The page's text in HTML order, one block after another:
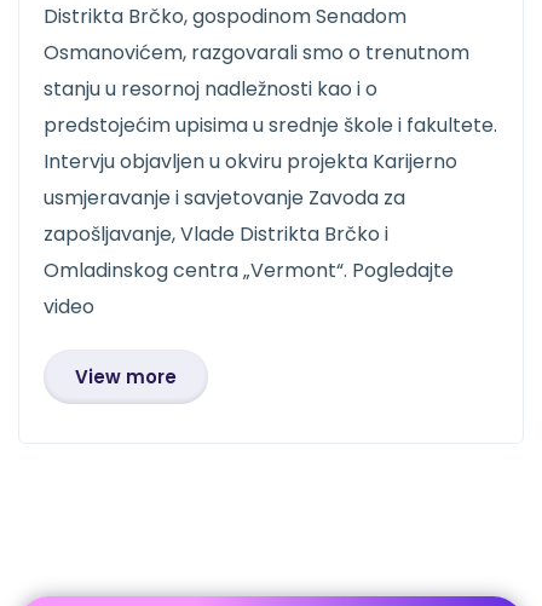
Distrikta Brčko, gospodinom Senadom
Osmanovićem, razgovarali smo o trenutnom
stanju u resornoj nadležnosti kao i o
predstojećim upisima u srednje škole i fakultete.
Intervju objavljen u okviru projekta Karijerno
usmjeravanje i savjetovanje Zavoda za
zapošljavanje, Vlade Distrikta Brčko i
Omladinskog centra „Vermont“. Pogledajte
video
View more